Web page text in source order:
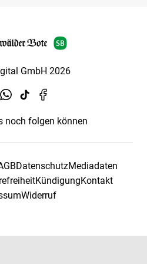
GmbH 2026
noch folgen können
DatenschutzMediadaten
KündigungKontakt
Widerruf